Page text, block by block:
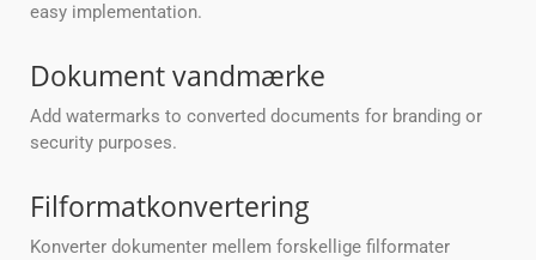
easy implementation.
Dokument vandmærke
Add watermarks to converted documents for branding or
security purposes.
Filformatkonvertering
Konverter dokumenter mellem forskellige filformater